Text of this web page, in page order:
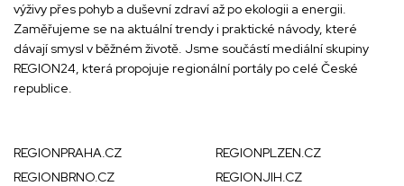
výživy přes pohyb a duševní zdraví až po ekologii a energii.
Zaměřujeme se na aktuální trendy i praktické návody, které
dávají smysl v běžném životě. Jsme součástí mediální skupiny
REGION24, která propojuje regionální portály po celé České
republice.
REGIONPRAHA.CZ
REGIONPLZEN.CZ
REGIONBRNO.CZ
REGIONJIH.CZ